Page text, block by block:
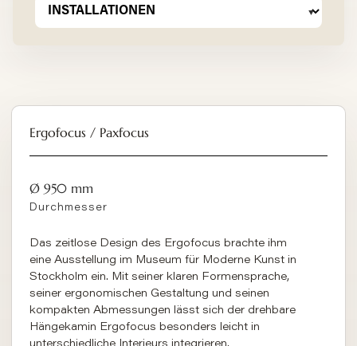
Ergofocus / Paxfocus
Ø 950 mm
Durchmesser
Das zeitlose Design des Ergofocus brachte ihm
eine Ausstellung im Museum für Moderne Kunst in
Stockholm ein. Mit seiner klaren Formensprache,
seiner ergonomischen Gestaltung und seinen
kompakten Abmessungen lässt sich der drehbare
Hängekamin Ergofocus besonders leicht in